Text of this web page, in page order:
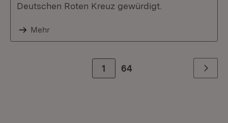
Deutschen Roten Kreuz gewürdigt.
Mehr
1 Zur letzte Seite
64 Weiter